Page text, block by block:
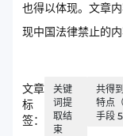
也得以体现。文章
现中国法律禁止的
文章
标
签：
关键
词提
取结
束
共得
特点
手段